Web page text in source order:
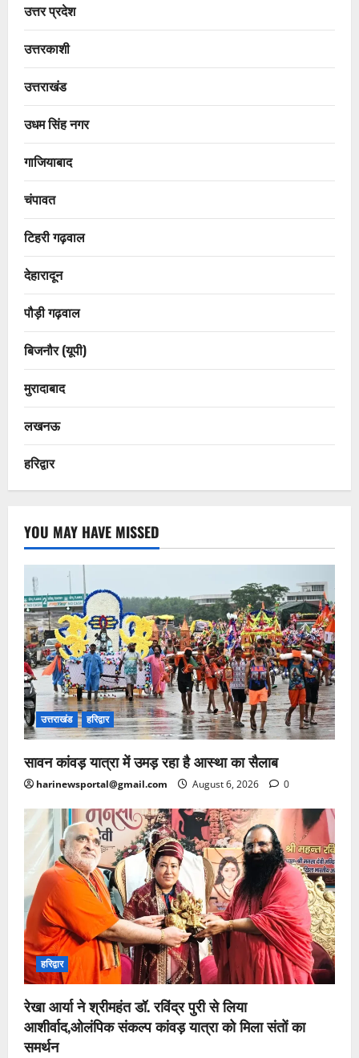
उत्तर प्रदेश
उत्तरकाशी
उत्तराखंड
उधम सिंह नगर
गाजियाबाद
चंपावत
टिहरी गढ़वाल
देहारादून
पौड़ी गढ़वाल
बिजनौर (यूपी)
मुरादाबाद
लखनऊ
हरिद्वार
YOU MAY HAVE MISSED
उत्तराखंड हरिद्वार
सावन कांवड़ यात्रा में उमड़ रहा है आस्था का सैलाब
harinewsportal@gmail.com August 6, 2026 0
हरिद्वार
रेखा आर्या ने श्रीमहंत डॉ. रविंद्र पुरी से लिया
आशीर्वाद,ओलंपिक संकल्प कांवड़ यात्रा को मिला संतों का
समर्थन